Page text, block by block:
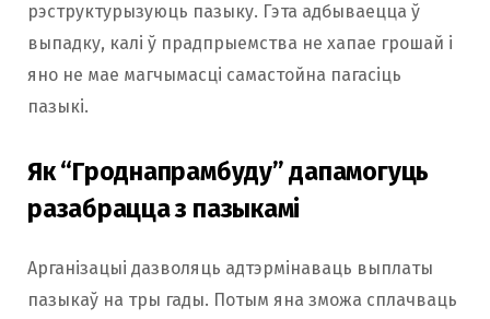
рэструктурызуюць пазыку. Гэта адбываецца ў
выпадку, калі ў прадпрыемства не хапае грошай і
яно не мае магчымасці самастойна пагасіць
пазыкі.
Як “Гроднапрамбуду” дапамогуць
разабрацца з пазыкамі
Арганізацыі дазволяць адтэрмінаваць выплаты
пазыкаў на тры гады. Потым яна зможа сплачваць